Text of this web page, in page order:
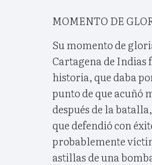
MOMENTO DE
Su momento de
Cartagena de
historia, que daba
punto de que acuñó
después de la
que defendió con
probablemente
astillas de una